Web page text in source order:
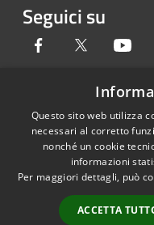
Seguici su
Facebook Twitter
RSS
Accessibilità
Cookie
Mappa del sito
Questo sito web utilizza
necessari al corretto
nonché un cookie
informazioni
Per maggiori dettagli, può
ACCETTA